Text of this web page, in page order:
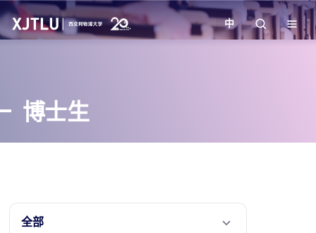
招生
学院
中
博士生
全部